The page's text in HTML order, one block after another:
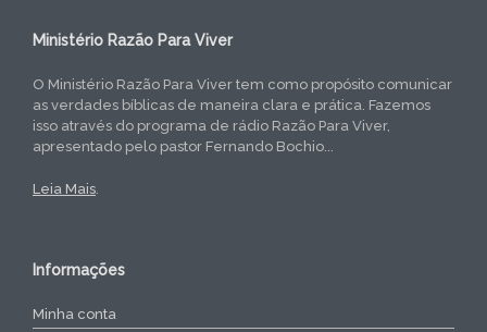
Ministério Razão Para Viver
O Ministério Razão Para Viver tem como propósito comunicar
as verdades bíblicas de maneira clara e prática. Fazemos
isso através do programa de rádio Razão Para Viver,
apresentado pelo pastor Fernando Bochio...
Leia Mais
Informações
Minha conta